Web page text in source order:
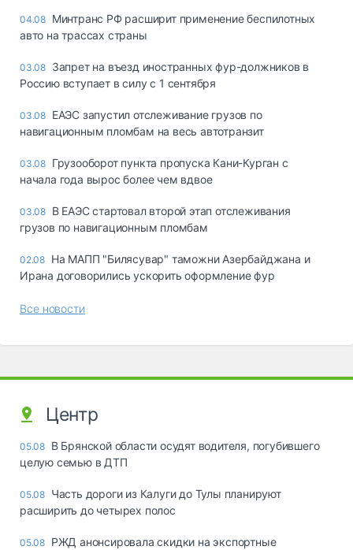
04.08 Минтранс РФ расширит применение беспилотных
авто на трассах страны
03.08 Запрет на въезд иностранных фур-должников в
Россию вступает в силу с 1 сентября
03.08 ЕАЭС запустил отслеживание грузов по
навигационным пломбам на весь автотранзит
03.08 Грузооборот пункта пропуска Кани-Курган с
начала года вырос более чем вдвое
03.08 В ЕАЭС стартовал второй этап отслеживания
грузов по навигационным пломбам
02.08 На МАПП "Билясувар" таможни Азербайджана и
Ирана договорились ускорить оформление фур
Все новости
Центр
05.08 В Брянской области осудят водителя, погубившего
целую семью в ДТП
05.08 Часть дороги из Калуги до Тулы планируют
расширить до четырех полос
05.08 РЖД анонсировала скидки на экспортные